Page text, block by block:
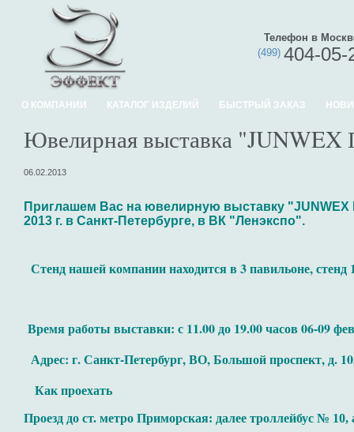
Телефон в
(499) 404-05-
О КОМПАНИИ КАТАЛОГ ИЗДЕЛИЙ БЫСТРЫЙ ЗАКАЗ
Ювелирная выставка "JUNWEX
06.02.2013
Приглашем Вас на ювелирную выставку "JUNWEX
2013 г. в Санкт-Петербурге, в ВК "Ленэкспо".
Стенд нашей компании находится в 3 павильоне, стенд
Время работы выставки: с 11.00 до 19.00 часов 06-09
Адрес: г. Санкт-Петербург, ВО, Большой проспект, д.
Как проехать
Проезд до ст. метро Приморская: далее троллейбус №